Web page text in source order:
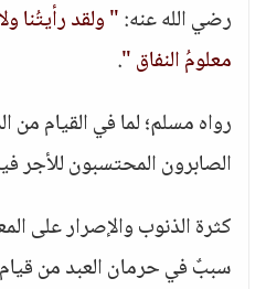
رضي الله عنه:" ولقد رأيتُنا
معلومُ النفاق ".
رواه مسلم؛ لما في القيام من
الصابرون المحتسبون للأجر
كثرة الذنوب والإصرار على
سببٌ في حرمان العبد من قيام